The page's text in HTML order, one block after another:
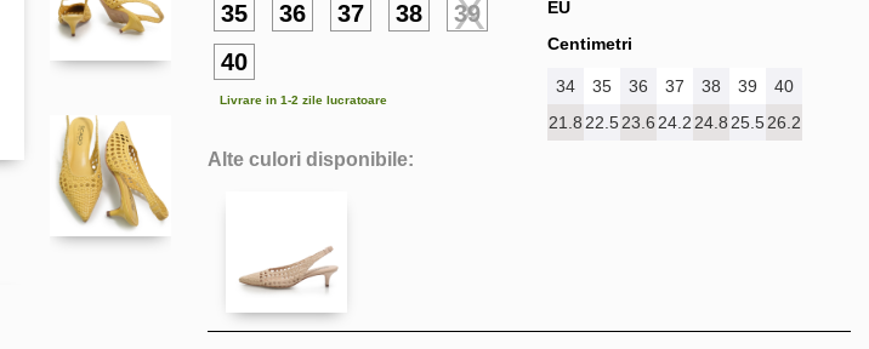
35 36 37 38
39
40
Livrare in 1-2 zile lucratoare
EU
Centimetri
34 35 36 37 38 39
40
21.8 22.523.6 24.2 24.8 25.526.2
Alte culori disponibile: